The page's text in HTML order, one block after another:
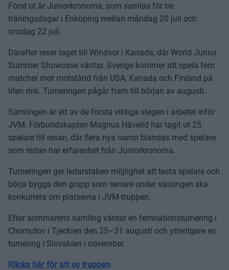
Först ut är Juniorkronorna, som samlas för tre
träningsdagar i Enköping mellan måndag 20 juli och
onsdag 22 juli.
Därefter reser laget till Windsor i Kanada, där World Junior
Summer Showcase väntar. Sverige kommer att spela fem
matcher mot motstånd från USA, Kanada och Finland på
liten rink. Turneringen pågår fram till början av augusti.
Samlingen är ett av de första viktiga stegen i arbetet inför
JVM. Förbundskapten Magnus Hävelid har tagit ut 25
spelare till resan, där flera nya namn blandas med spelare
som redan har erfarenhet från Juniorkronorna.
Turneringen ger ledarstaben möjlighet att testa spelare och
börja bygga den grupp som senare under säsongen ska
konkurrera om platserna i JVM-truppen.
Efter sommarens samling väntar en femnationsturnering i
Chomutov i Tjeckien den 25–31 augusti och ytterligare en
turnering i Slovakien i november.
Klicka här för att se truppen